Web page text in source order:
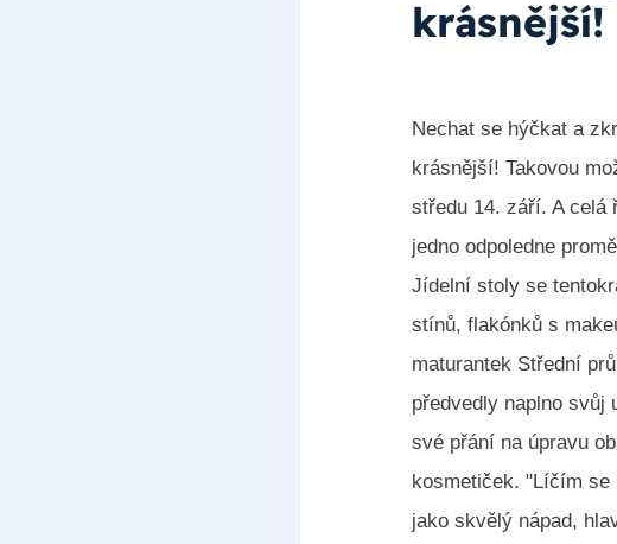
krásnější!
Nechat se hýčkat a
krásnější! Takovou
středu 14. září. A celá
jedno odpoledne
Jídelní stoly se
stínů, flakónků s
maturantek Střední
předvedly naplno svůj
své přání na úpravu
kosmetiček. "Líčím se
jako skvělý nápad,